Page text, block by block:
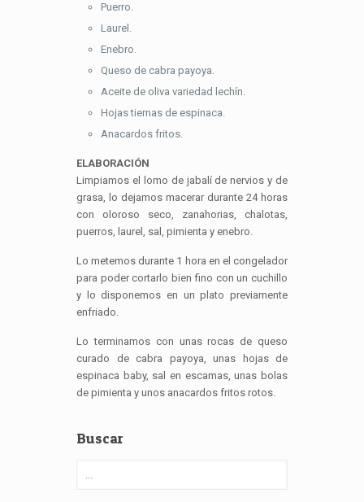
Puerro.
Laurel.
Enebro.
Queso de cabra payoya.
Aceite de oliva variedad lechín.
Hojas tiernas de espinaca.
Anacardos fritos.
ELABORACIÓN
Limpiamos el lomo de jabalí de nervios y de
grasa, lo dejamos macerar durante 24 horas
con oloroso seco, zanahorias, chalotas,
puerros, laurel, sal, pimienta y enebro.
Lo metemos durante 1 hora en el congelador
para poder cortarlo bien fino con un cuchillo
y lo disponemos en un plato previamente
enfriado.
Lo terminamos con unas rocas de queso
curado de cabra payoya, unas hojas de
espinaca baby, sal en escamas, unas bolas
de pimienta y unos anacardos fritos rotos.
Buscar